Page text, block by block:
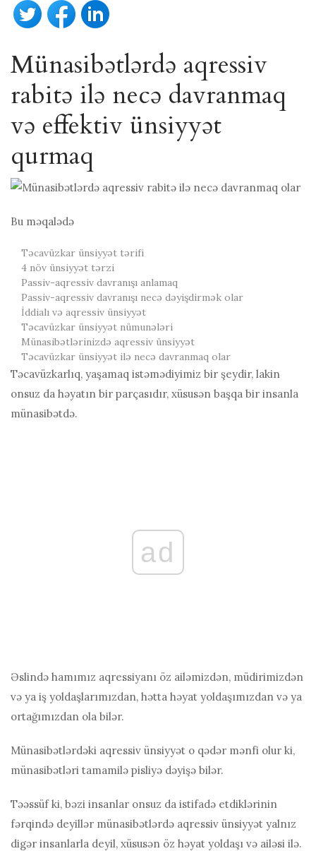
Münasibətlərdə aqressiv
rabitə ilə necə davranmaq
və effektiv ünsiyyət
qurmaq
Bu məqalədə
Təcavüzkar ünsiyyət tərifi
4 növ ünsiyyət tərzi
Passiv-aqressiv davranışı anlamaq
Passiv-aqressiv davranışı necə dəyişdirmək olar
İddialı və aqressiv ünsiyyət
Təcavüzkar ünsiyyət nümunələri
Münasibətlərinizdə aqressiv ünsiyyət
Təcavüzkar ünsiyyət ilə necə davranmaq olar
Təcavüzkarlıq, yaşamaq istəmədiyimiz bir şeydir, lakin
onsuz da həyatın bir parçasıdır, xüsusən başqa bir insanla
münasibətdə.
ad
Əslində hamımız aqressiyanı öz ailəmizdən, müdirimizdən
və ya iş yoldaşlarımızdan, hətta həyat yoldaşımızdan və ya
ortağımızdan ola bilər.
Münasibətlərdəki aqressiv ünsiyyət o qədər mənfi olur ki,
münasibətləri tamamilə pisliyə dəyişə bilər.
Təəssüf ki, bəzi insanlar onsuz da istifadə etdiklərinin
fərqində deyillər münasibətlərdə aqressiv ünsiyyət yalnız
digər insanlarla deyil, xüsusən öz həyat yoldaşı və ailəsi ilə.